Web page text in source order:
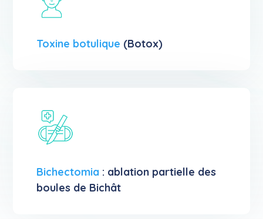
Toxine botulique (Botox)
Bichectomia : ablation partielle des
boules de Bichât